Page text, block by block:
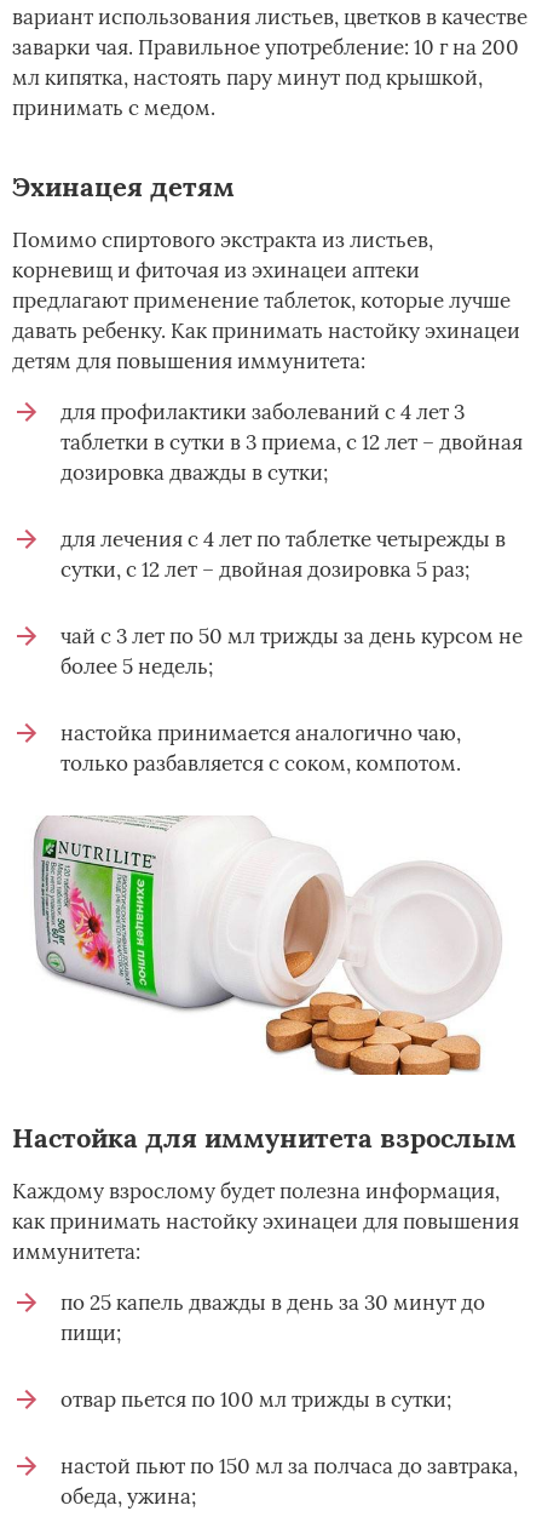
вариант использования листьев, цветков в качестве
заварки чая. Правильное употребление: 10 г на 200
мл кипятка, настоять пару минут под крышкой,
принимать с медом.
Эхинацея детям
Помимо спиртового экстракта из листьев,
корневищ и фиточая из эхинацеи аптеки
предлагают применение таблеток, которые лучше
давать ребенку. Как принимать настойку эхинацеи
детям для повышения иммунитета:
для профилактики заболеваний с 4 лет 3
таблетки в сутки в 3 приема, с 12 лет – двойная
дозировка дважды в сутки;
для лечения с 4 лет по таблетке четырежды в
сутки, с 12 лет – двойная дозировка 5 раз;
чай с 3 лет по 50 мл трижды за день курсом не
более 5 недель;
настойка принимается аналогично чаю,
только разбавляется с соком, компотом.
Настойка для иммунитета взрослым
Каждому взрослому будет полезна информация,
как принимать настойку эхинацеи для повышения
иммунитета:
по 25 капель дважды в день за 30 минут до
пищи;
отвар пьется по 100 мл трижды в сутки;
настой пьют по 150 мл за полчаса до завтрака,
обеда, ужина;